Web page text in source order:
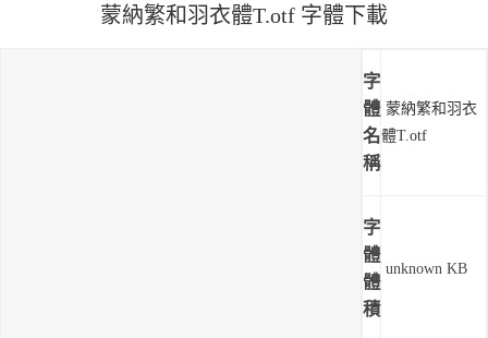
蒙納繁和羽衣體T.otf 字體下載
字
體
名
稱
蒙納繁和羽衣
體T.otf
字
體
體
積
unknown KB